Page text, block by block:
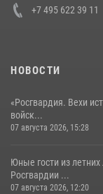
+7 495 622 39 11
НОВОСТИ
«Росгвардия. Вехи
войск...
07 августа 2026, 15:28
Юные гости из летних
Росгвардии ...
07 августа 2026, 12:20